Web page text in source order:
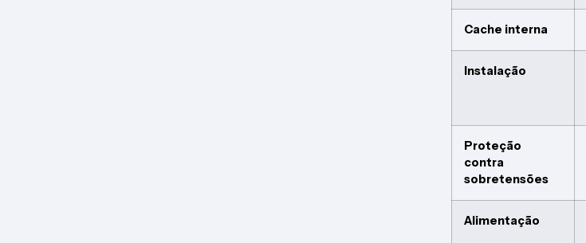
Cache interna
Instalação
Proteção
contra
sobretensões
Alimentação